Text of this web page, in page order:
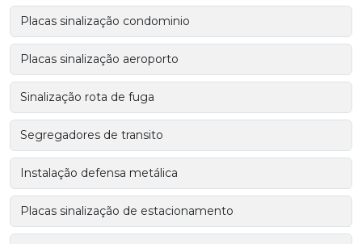
Placas sinalização condominio
Placas sinalização aeroporto
Sinalização rota de fuga
Segregadores de transito
Instalação defensa metálica
Placas sinalização de estacionamento